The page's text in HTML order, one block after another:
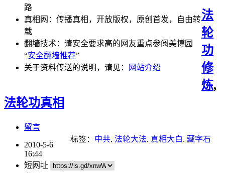
路
真相网：传播真相，开放版权，原创首发，自由转
载
翻墙技术：请安全要求高的网友重点参阅美博园
“安全翻墙推荐”
关于资料传送的说明，请见：
网站介绍
法
轮
功
修
炼,
法轮功真相
留言
标签： 中共, 法轮大法, 真相大白, 藏字石
2010-5-6
16:44
短网址